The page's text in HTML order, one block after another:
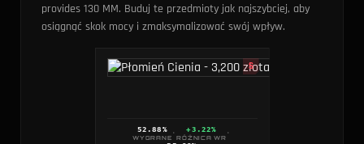
provides 130 MM. Buduj te przedmioty jak najszybciej, aby
osiągnąć skok mocy i zmaksymalizować swój wpływ.
S
52.88%
WYGRANE · +3.22%
RÓŻNICA WR ·